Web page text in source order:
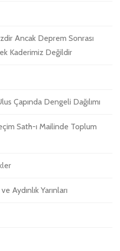
Ancak Deprem Sonrası
Kaderimiz Değildir
Çapında Dengeli Dağılımı
Sath-ı Mailinde Toplum
Aydınlık Yarınları